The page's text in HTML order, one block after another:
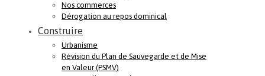
Nos commerces
Dérogation au repos dominical
Construire
Urbanisme
Révision du Plan de Sauvegarde et de Mise
en Valeur (PSMV)